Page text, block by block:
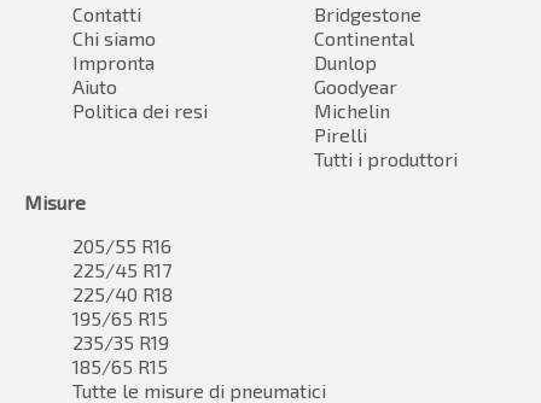
Contatti
Chi siamo
Impronta
Aiuto
Politica dei resi
Bridgestone
Continental
Dunlop
Goodyear
Michelin
Pirelli
Tutti i produttori
Misure
205/55 R16
225/45 R17
225/40 R18
195/65 R15
235/35 R19
185/65 R15
Tutte le misure di pneumatici